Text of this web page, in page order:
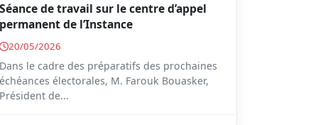
Séance de travail sur le centre d’appel
permanent de l’Instance
20/05/2026
Dans le cadre des préparatifs des prochaines
échéances électorales, M. Farouk Bouasker,
Président de...